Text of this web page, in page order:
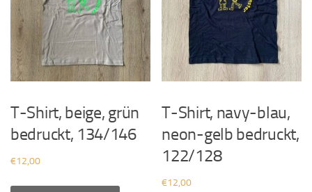
T-Shirt, beige, grün
bedruckt, 134/146
€12,00
T-Shirt, navy-blau,
neon-gelb bedruckt,
122/128
€12,00